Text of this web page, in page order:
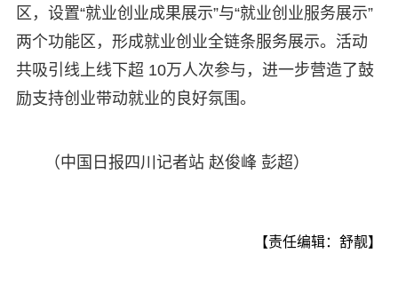
区，设置“就业创业成果展示”与“就业创业服务展示”
两个功能区，形成就业创业全链条服务展示。活动
共吸引线上线下超 10万人次参与，进一步营造了鼓
励支持创业带动就业的良好氛围。
（中国日报四川记者站 赵俊峰 彭超）
【责任编辑：舒靓】